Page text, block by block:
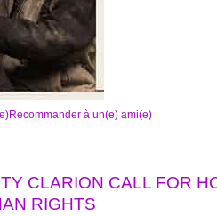
Recommander à un(e) ami(e)
CLARION CALL FOR
RIGHTS